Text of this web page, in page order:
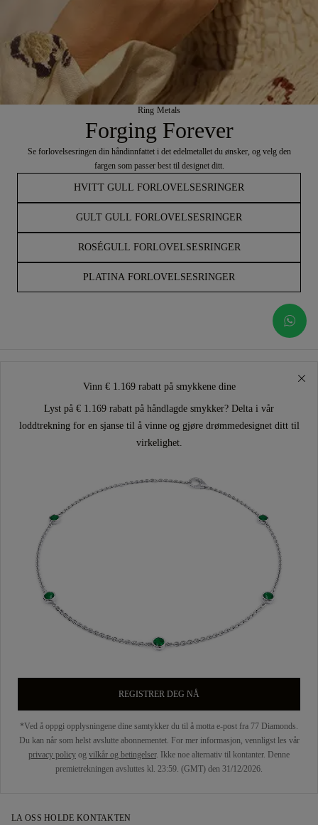
Ring Metals
Forging Forever
Se forlovelsesringen din håndinnfattet i det edelmetallet du ønsker, og velg den
fargen som passer best til designet ditt.
HVITT GULL FORLOVELSESRINGER
GULT GULL FORLOVELSESRINGER
ROSÉGULL FORLOVELSESRINGER
PLATINA FORLOVELSESRINGER
Vinn € 1.169 rabatt på smykkene dine
Lyst på € 1.169 rabatt på håndlagde smykker? Delta i vår
loddtrekning for en sjanse til å vinne og gjøre drømmedesignet ditt til
virkelighet.
REGISTRER DEG NÅ
*Ved å oppgi opplysningene dine samtykker du til å motta e-post fra 77 Diamonds.
Du kan når som helst avslutte abonnementet. For mer informasjon, vennligst les vår
privacy policy og vilkår og betingelser. Ikke noe alternativ til kontanter. Denne
premietrekningen avsluttes kl. 23:59. (GMT) den 31/12/2026.
LA OSS HOLDE KONTAKTEN